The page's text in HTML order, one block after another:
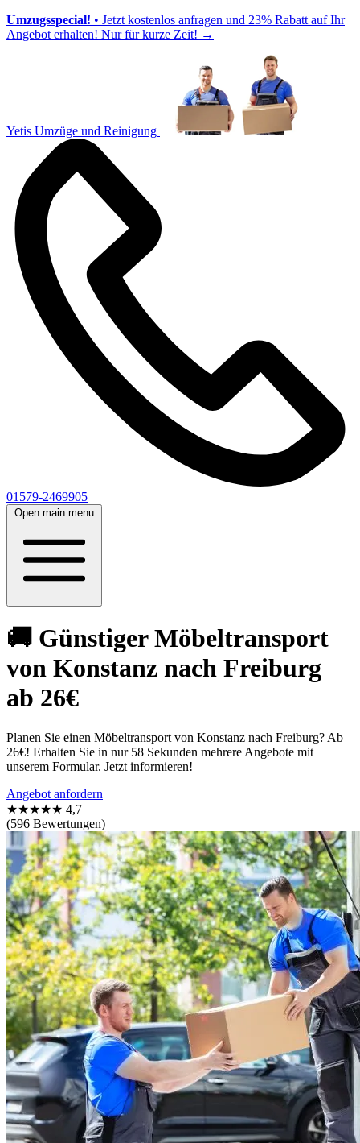
Umzugsspecial! • Jetzt kostenlos anfragen und 23% Rabatt auf Ihr
Angebot erhalten! Nur für kurze Zeit! →
Yetis Umzüge und Reinigung
01579-2469905
Open main menu
🚚 Günstiger Möbeltransport
von Konstanz nach Freiburg
ab 26€
Planen Sie einen Möbeltransport von Konstanz nach Freiburg? Ab
26€! Erhalten Sie in nur 58 Sekunden mehrere Angebote mit
unserem Formular. Jetzt informieren!
Angebot anfordern
★★★★★ 4,7
(596 Bewertungen)